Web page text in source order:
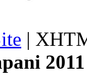
|
2011